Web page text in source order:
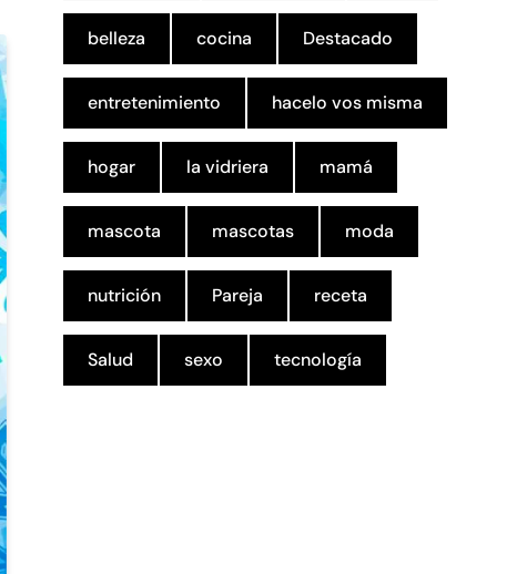
belleza cocina Destacado
entretenimiento hacelo vos misma
hogar la vidriera mamá
mascota mascotas moda
nutrición Pareja receta
Salud sexo tecnología